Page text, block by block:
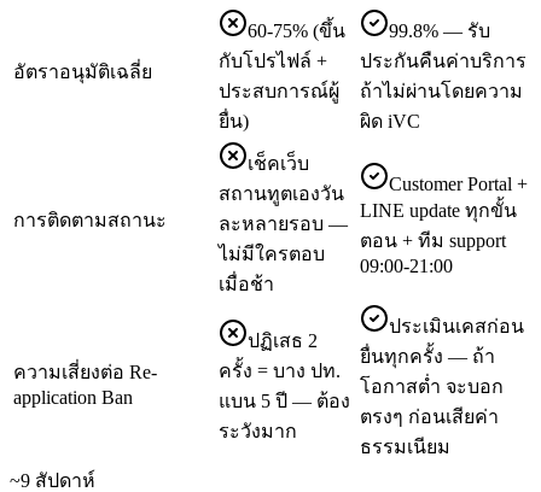
อัตราอนุมัติเฉลี่ย
60-75% (ขึ้น
กับโปรไฟล์ +
ประสบการณ์ผู้
ยื่น)
99.8% — รับ
ประกันคืนค่าบริการ
ถ้าไม่ผ่านโดยความ
ผิด iVC
การติดตามสถานะ
เช็คเว็บ
สถานทูตเองวัน
ละหลายรอบ —
ไม่มีใครตอบ
เมื่อช้า
Customer Portal +
LINE update ทุกขั้น
ตอน + ทีม support
09:00-21:00
ความเสี่ยงต่อ Re-
application Ban
ปฏิเสธ 2
ครั้ง = บาง ปท.
แบน 5 ปี — ต้อง
ระวังมาก
ประเมินเคสก่อน
ยื่นทุกครั้ง — ถ้า
โอกาสต่ำ จะบอก
ตรงๆ ก่อนเสียค่า
ธรรมเนียม
~9 สัปดาห์